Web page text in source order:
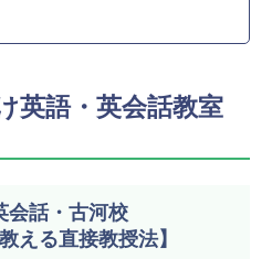
英語・英会話教室
会話・古河校
える直接教授法】